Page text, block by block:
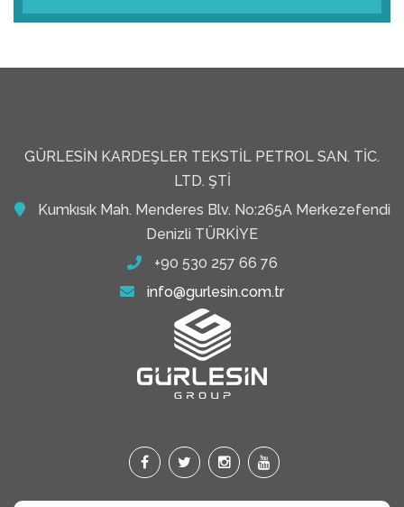
GÜRLESIN KARDEŞLER TEKSTIL PETROL SAN. TIC.
LTD. ŞTI
Kumkısık Mah. Menderes Blv. No:265A Merkezefendi
Denizli TÜRKİYE
+90 530 257 66 76
info@gurlesin.com.tr